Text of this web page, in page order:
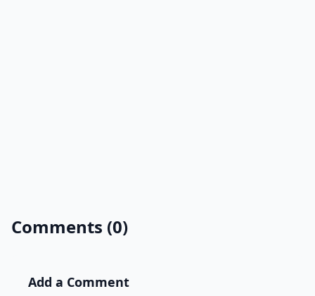
Comments (0)
Add a Comment